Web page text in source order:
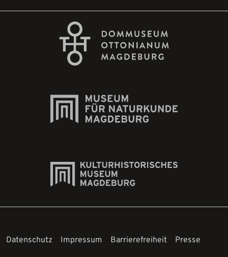
Datenschutz Impressum Barrierefreiheit Presse